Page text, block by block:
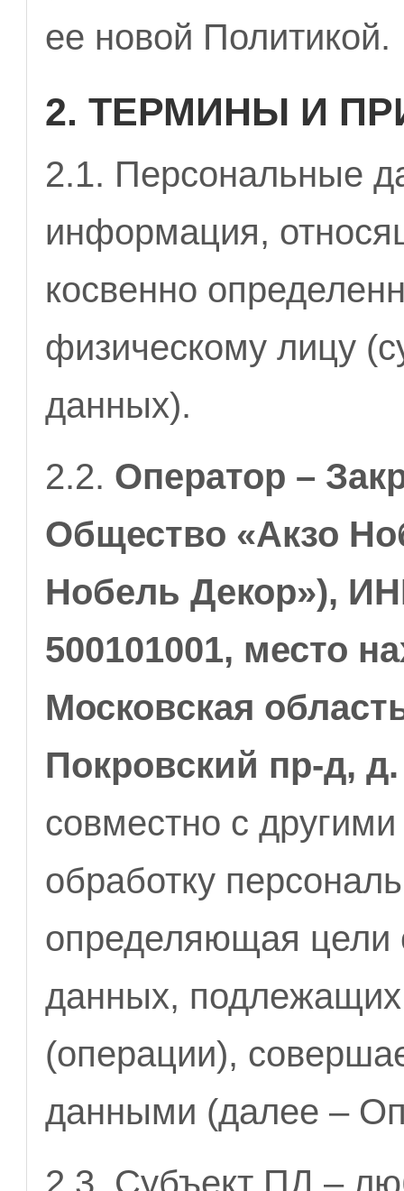
ее новой Политикой.
2. ТЕРМИНЫ И
2.1. Персональные
информация,
косвенно
физическому лицу
данных).
2.2. Оператор –
Общество «Акзо
Нобель Декор»),
500101001, место
Московская
Покровский пр-д,
совместно с
обработку
определяющая цели
данных, подлежащих
(операции),
данными (далее –
2.3. Субъект ПД –